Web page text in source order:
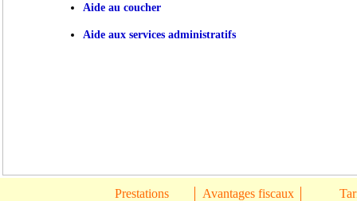
Aide au coucher
Aide aux services administratifs
Prestations Avantages fiscaux